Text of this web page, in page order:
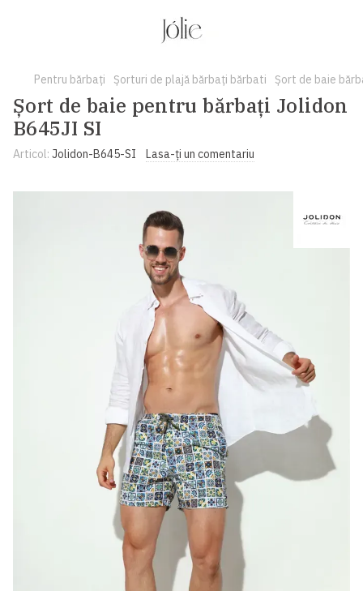
Рentru bărbați Șorturi de plajă bărbați bărbati Șort de baie
Șort de baie pentru bărbați Jolidon
B645JI SI
Articol: Jolidon-B645-SI Lasa-ți un comentariu